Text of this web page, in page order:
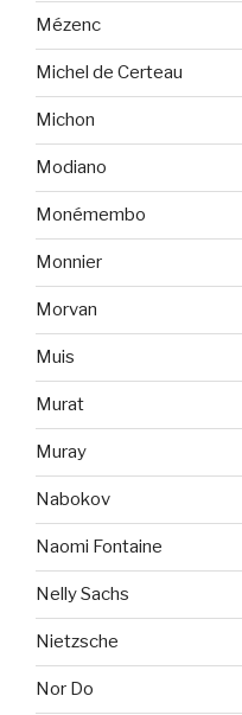
Mézenc
Michel de Certeau
Michon
Modiano
Monémembo
Monnier
Morvan
Muis
Murat
Muray
Nabokov
Naomi Fontaine
Nelly Sachs
Nietzsche
Nor Do